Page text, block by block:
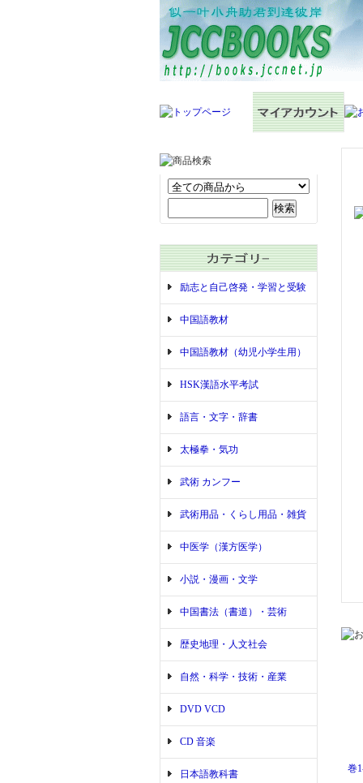
励志と自己啓発・学習と受験
中国語教材
中国語教材（幼児小学生用）
HSK漢語水平考試
語言・文字・辞書
太極拳・気功
武術 カンフー
武術用品・くらし用品・雑貨
中医学（漢方医学）
小説・漫画・文学
中国書法（書道）・芸術
歴史地理・人文社会
自然・科学・技術・産業
DVD VCD
CD 音楽
日本語教科書 巻